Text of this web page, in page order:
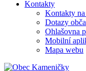
Kontakty
Kontakty
Dotazy
Ohlašovna
Mobilní
Mapa webu